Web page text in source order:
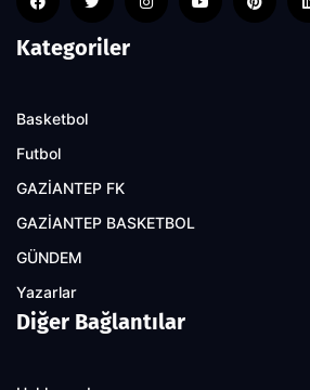
Kategoriler
Basketbol
Futbol
GAZİANTEP FK
GAZİANTEP BASKETBOL
GÜNDEM
Yazarlar
Diğer Bağlantılar